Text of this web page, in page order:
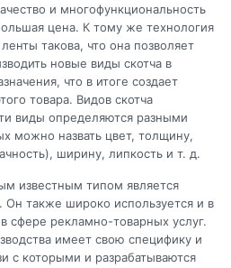
и многофункциональность
цена. К тому же технология
такова, что она позволяет
новые виды скотча в
что в итоге создает
товара. Видов скотча
виды определяются разными
можно назвать цвет, толщину,
ширину, липкость и т. д.
известным типом является
Он также широко используется и в
сфере рекламно-товарных услуг.
имеет свою специфику и
с которыми и разрабатываются